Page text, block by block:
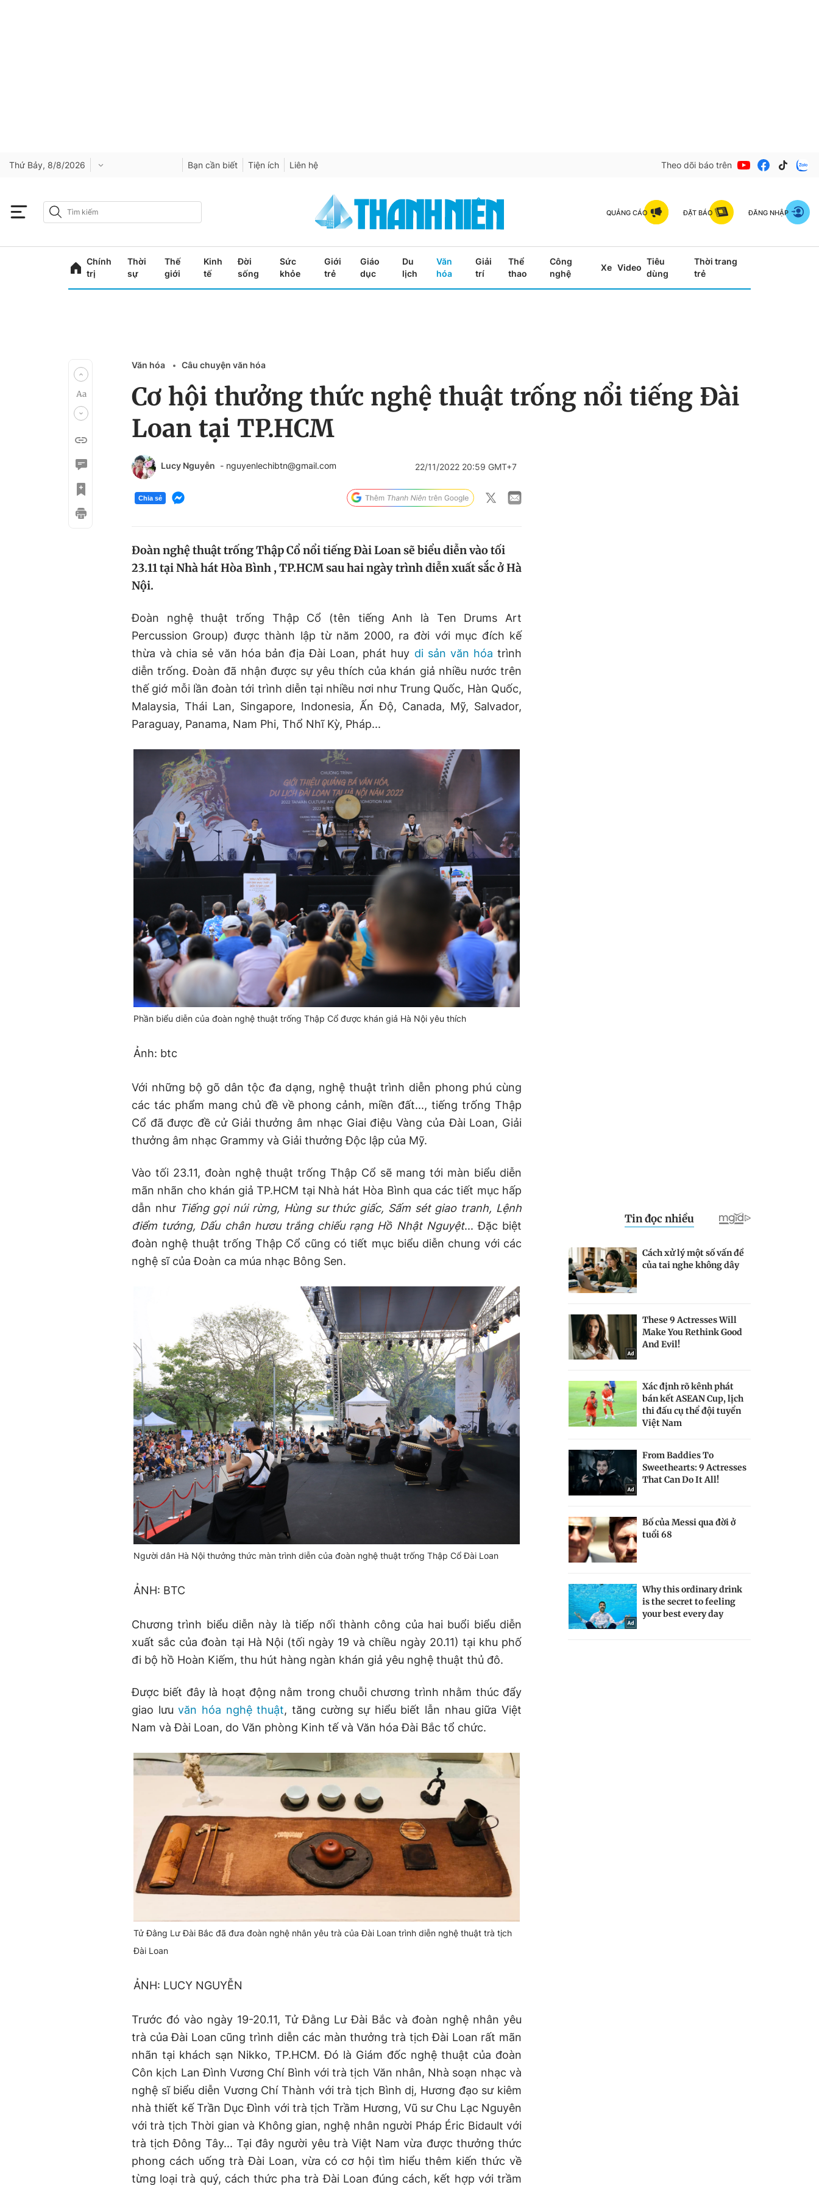
Thứ Bảy, 8/8/2026 Bạn cần biết Tiện ích Liên hệ Theo dõi báo trên
QUẢNG CÁO ĐẶT BÁO ĐĂNG NHẬP
Chính
trị
Thời
sự
Thế
giới
Kinh
tế
Đời
sống
Sức
khỏe
Giới
trẻ
Giáo
dục
Du
lịch
Văn
hóa
Giải
trí
Thể
thao
Công
nghệ
Xe Video
Tiêu
dùng
Thời trang
trẻ
Văn hóa Câu chuyện văn hóa
Cơ hội thưởng thức nghệ thuật trống nổi tiếng Đài
Loan tại TP.HCM
Lucy Nguyễn - nguyenlechibtn@gmail.com 22/11/2022 20:59 GMT+7
Chia sẻ
Đoàn nghệ thuật trống Thập Cổ nổi tiếng Đài Loan sẽ biểu diễn vào tối
23.11 tại Nhà hát Hòa Bình , TP.HCM sau hai ngày trình diễn xuất sắc ở Hà
Nội.
Đoàn nghệ thuật trống Thập Cổ (tên tiếng Anh là Ten Drums Art
Percussion Group) được thành lập từ năm 2000, ra đời với mục đích kế
thừa và chia sẻ văn hóa bản địa Đài Loan, phát huy di sản văn hóa trình
diễn trống. Đoàn đã nhận được sự yêu thích của khán giả nhiều nước trên
thế giớ mỗi lần đoàn tới trình diễn tại nhiều nơi như Trung Quốc, Hàn Quốc,
Malaysia, Thái Lan, Singapore, Indonesia, Ấn Độ, Canada, Mỹ, Salvador,
Paraguay, Panama, Nam Phi, Thổ Nhĩ Kỳ, Pháp...
Phần biểu diễn của đoàn nghệ thuật trống Thập Cổ được khán giả Hà Nội yêu thích
Ảnh: btc
Với những bộ gõ dân tộc đa dạng, nghệ thuật trình diễn phong phú cùng
các tác phẩm mang chủ đề về phong cảnh, miền đất..., tiếng trống Thập
Cổ đã được đề cử Giải thưởng âm nhạc Giai điệu Vàng của Đài Loan, Giải
thưởng âm nhạc Grammy và Giải thưởng Độc lập của Mỹ.
Vào tối 23.11, đoàn nghệ thuật trống Thập Cổ sẽ mang tới màn biểu diễn
mãn nhãn cho khán giả TP.HCM tại Nhà hát Hòa Bình qua các tiết mục hấp
dẫn như Tiếng gọi núi rừng, Hùng sư thức giấc, Sấm sét giao tranh, Lệnh
điểm tướng, Dấu chân hươu trắng chiếu rạng Hồ Nhật Nguyệt... Đặc biệt
đoàn nghệ thuật trống Thập Cổ cũng có tiết mục biểu diễn chung với các
nghệ sĩ của Đoàn ca múa nhạc Bông Sen.
Người dân Hà Nội thưởng thức màn trình diễn của đoàn nghệ thuật trống Thập Cổ Đài Loan
ẢNH: BTC
Chương trình biểu diễn này là tiếp nối thành công của hai buổi biểu diễn
xuất sắc của đoàn tại Hà Nội (tối ngày 19 và chiều ngày 20.11) tại khu phố
đi bộ hồ Hoàn Kiếm, thu hút hàng ngàn khán giả yêu nghệ thuật thủ đô.
Được biết đây là hoạt động nằm trong chuỗi chương trình nhằm thúc đẩy
giao lưuvăn hóa nghệ thuật, tăng cường sự hiểu biết lẫn nhau giữa Việt
Nam và Đài Loan, do Văn phòng Kinh tế và Văn hóa Đài Bắc tổ chức.
Tử Đằng Lư Đài Bắc đã đưa đoàn nghệ nhân yêu trà của Đài Loan trình diễn nghệ thuật trà tịch
Đài Loan
ẢNH: LUCY NGUYỄN
Trước đó vào ngày 19-20.11, Tử Đằng Lư Đài Bắc và đoàn nghệ nhân yêu
trà của Đài Loan cũng trình diễn các màn thưởng trà tịch Đài Loan rất mãn
nhãn tại khách sạn Nikko, TP.HCM. Đó là Giám đốc nghệ thuật của đoàn
Côn kịch Lan Đình Vương Chí Bình với trà tịch Văn nhân, Nhà soạn nhạc và
nghệ sĩ biểu diễn Vương Chí Thành với trà tịch Bình dị, Hương đạo sư kiêm
nhà thiết kế Trần Dục Đình với trà tịch Trầm Hương, Vũ sư Chu Lạc Nguyên
với trà tịch Thời gian và Không gian, nghệ nhân người Pháp Éric Bidault với
trà tịch Đông Tây... Tại đây người yêu trà Việt Nam vừa được thưởng thức
phong cách uống trà Đài Loan, vừa có cơ hội tìm hiểu thêm kiến thức về
từng loại trà quý, cách thức pha trà Đài Loan đúng cách, kết hợp với trầm